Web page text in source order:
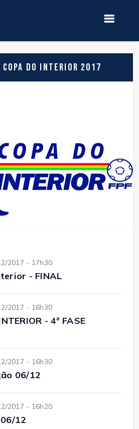
do Interior 2017
2017 - 17h30
- FINAL
2017 - 16h30
- 4ª FASE
2017 - 16h30
06/12
2017 - 16h20
12